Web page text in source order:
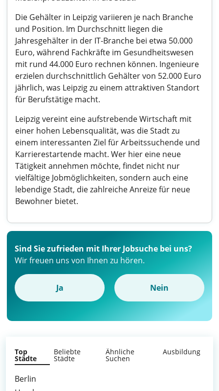
Die Gehälter in Leipzig variieren je nach Branche
und Position. Im Durchschnitt liegen die
Jahresgehälter in der IT-Branche bei etwa 50.000
Euro, während Fachkräfte im Gesundheitswesen
mit rund 44.000 Euro rechnen können. Ingenieure
erzielen durchschnittlich Gehälter von 52.000 Euro
jährlich, was Leipzig zu einem attraktiven Standort
für Berufstätige macht.
Leipzig vereint eine aufstrebende Wirtschaft mit
einer hohen Lebensqualität, was die Stadt zu
einem interessanten Ziel für Arbeitssuchende und
Karrierestartende macht. Wer hier eine neue
Tätigkeit annehmen möchte, findet nicht nur
vielfältige Jobmöglichkeiten, sondern auch eine
lebendige Stadt, die zahlreiche Anreize für neue
Bewohner bietet.
Sind Sie zufrieden mit Ihrer Jobsuche bei uns?
Wir freuen uns von Ihnen zu hören.
Ja Nein
Top
Städte
Beliebte
Städte
Ähnliche
Suchen
Ausbildung
Berlin